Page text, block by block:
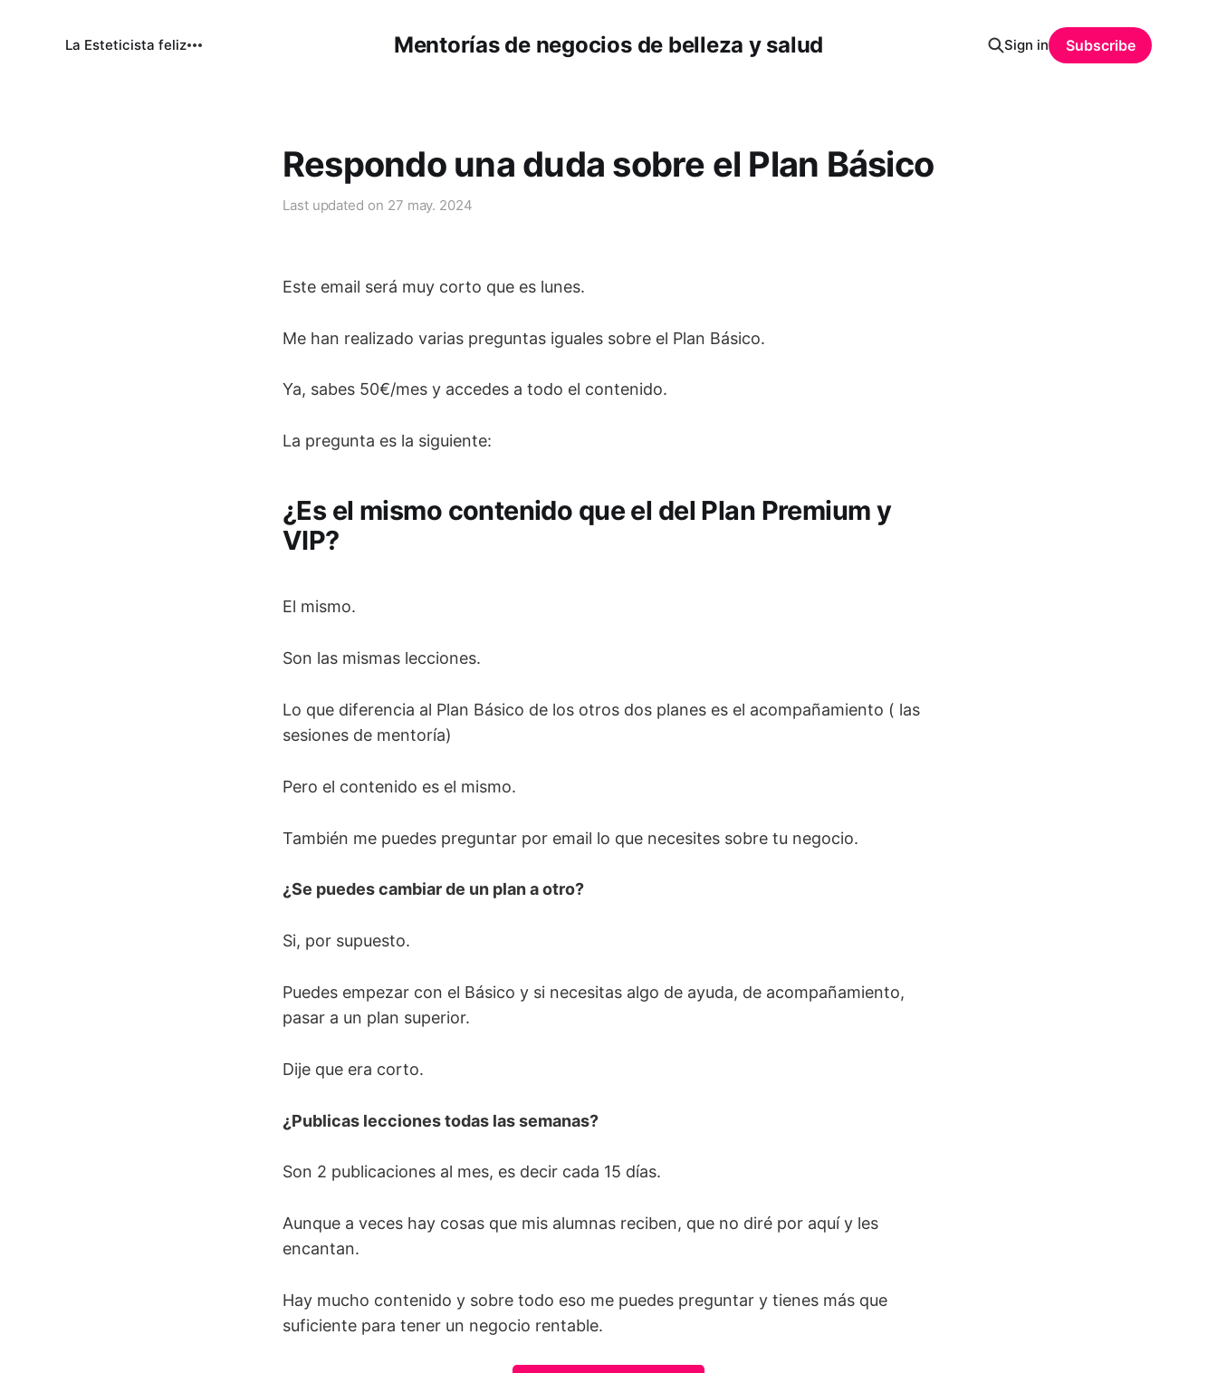
Mentorías de negocios de belleza y salud
La Esteticista feliz Sign in Subscribe
Respondo una duda sobre el Plan Básico
Last updated on 27 may. 2024
Este email será muy corto que es lunes.
Me han realizado varias preguntas iguales sobre el Plan Básico.
Ya, sabes 50€/mes y accedes a todo el contenido.
La pregunta es la siguiente:
¿Es el mismo contenido que el del Plan Premium y
VIP?
El mismo.
Son las mismas lecciones.
Lo que diferencia al Plan Básico de los otros dos planes es el acompañamiento ( las
sesiones de mentoría)
Pero el contenido es el mismo.
También me puedes preguntar por email lo que necesites sobre tu negocio.
¿Se puedes cambiar de un plan a otro?
Si, por supuesto.
Puedes empezar con el Básico y si necesitas algo de ayuda, de acompañamiento,
pasar a un plan superior.
Dije que era corto.
¿Publicas lecciones todas las semanas?
Son 2 publicaciones al mes, es decir cada 15 días.
Aunque a veces hay cosas que mis alumnas reciben, que no diré por aquí y les
encantan.
Hay mucho contenido y sobre todo eso me puedes preguntar y tienes más que
suficiente para tener un negocio rentable.